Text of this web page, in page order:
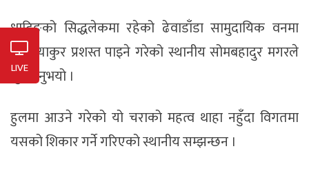
धादिङको सिद्धलेकमा रहेको ढेवाडाँडा सामुदायिक वनमा
काँडेभ्याकुर प्रशस्त पाइने गरेको स्थानीय सोमबहादुर मगरले
सुनाउनुभयो ।
हुलमा आउने गरेको यो चराको महत्व थाहा नहुँदा विगतमा
यसको शिकार गर्ने गरिएको स्थानीय सम्झन्छन ।
LIVE